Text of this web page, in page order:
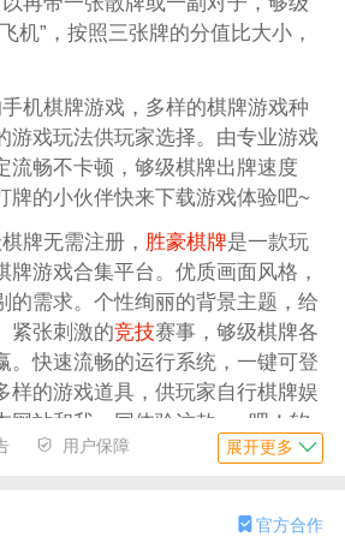
机”，按照三张牌的分值比大小，
机棋牌游戏，多样的棋牌游戏种
游戏玩法供玩家选择。由专业游戏
流畅不卡顿，够级棋牌出牌速度
牌的小伙伴快来下载游戏体验吧~
牌无需注册， 胜豪棋牌是一款玩
牌游戏合集平台。优质画面风格，
的需求。个性绚丽的背景主题，给
紧张刺激的竞技赛事，够级棋牌各
。快速流畅的运行系统，一键可登
样的游戏道具，供玩家自行棋牌娱
网站和我一同体验这款app吧！软
牌即可得到海量金币赠送，够级棋
用户保障 展开更多
官方合作